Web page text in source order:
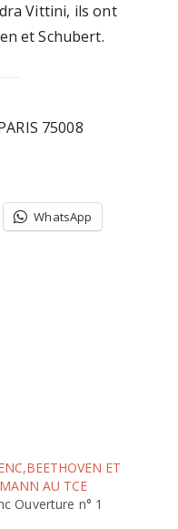
Vittini, ils ont
et Schubert.
75008
WhatsApp
ET
AU TCE
Ouverture n° 1